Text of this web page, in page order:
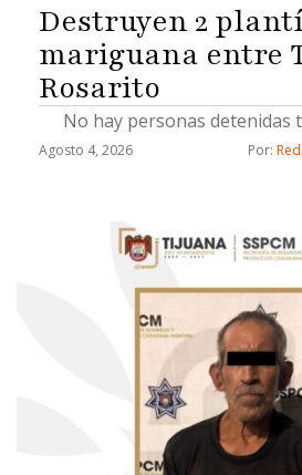
Destruyen 2
mariguana entre
Rosarito
No hay personas detenidas
Agosto 4, 2026 Por: